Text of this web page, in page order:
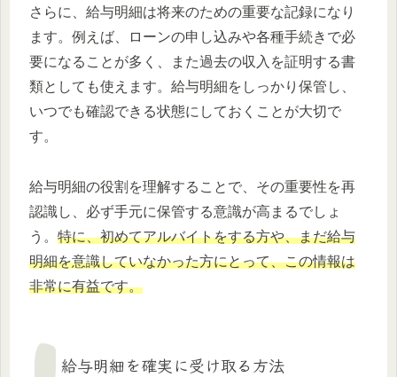
さらに、給与明細は将来のための重要な記録になり
ます。例えば、ローンの申し込みや各種手続きで必
要になることが多く、また過去の収入を証明する書
類としても使えます。給与明細をしっかり保管し、
いつでも確認できる状態にしておくことが大切で
す。
給与明細の役割を理解することで、その重要性を再
認識し、必ず手元に保管する意識が高まるでしょ
う。 特に、初めてアルバイトをする方や、まだ給与
明細を意識していなかった方にとって、この情報は
非常に有益です。
給与明細を確実に受け取る方法